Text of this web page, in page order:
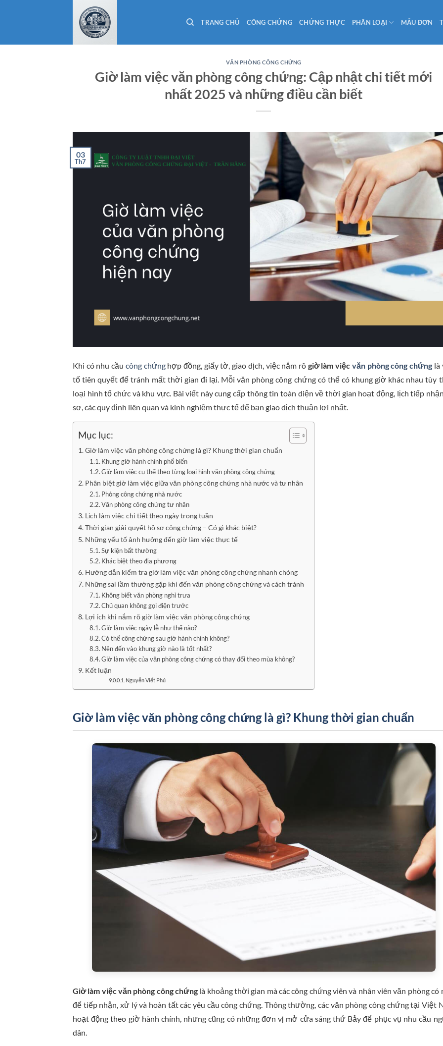
dung
TRANG CHỦ CÔNG CHỨNG CHỨNG THỰC PHÂN LOẠI MẪU ĐƠN
VĂN PHÒNG CÔNG CHỨNG
Giờ làm việc văn phòng công chứng: Cập nhật chi tiết mới
nhất 2025 và những điều cần biết
03
Th7
Khi có nhu cầu công chứnghợp đồng, giấy tờ, giao dịch, việc nắm rõ giờ làm việc văn phòng công chứng là
tố tiên quyết để tránh mất thời gian đi lại. Mỗi văn phòng công chứng có thể có khung giờ khác nhau tùy
loại hình tổ chức và khu vực. Bài viết này cung cấp thông tin toàn diện về thời gian hoạt động, lịch tiếp
sơ, các quy định liên quan và kinh nghiệm thực tế để bạn giao dịch thuận lợi nhất.
Mục lục:
Giờ làm việc văn phòng công chứng là gì? Khung thời gian chuẩn
Khung giờ hành chính phổ biến
Giờ làm việc cụ thể theo từng loại hình văn phòng công chứng
Phân biệt giờ làm việc giữa văn phòng công chứng nhà nước và tư nhân
Phòng công chứng nhà nước
Văn phòng công chứng tư nhân
Lịch làm việc chi tiết theo ngày trong tuần
Thời gian giải quyết hồ sơ công chứng – Có gì khác biệt?
Những yếu tố ảnh hưởng đến giờ làm việc thực tế
Sự kiện bất thường
Khác biệt theo địa phương
Hướng dẫn kiểm tra giờ làm việc văn phòng công chứng nhanh chóng
Những sai lầm thường gặp khi đến văn phòng công chứng và cách tránh
Không biết văn phòng nghỉ trưa
Chủ quan không gọi điện trước
Lợi ích khi nắm rõ giờ làm việc văn phòng công chứng
Giờ làm việc ngày lễ như thế nào?
Có thể công chứng sau giờ hành chính không?
Nên đến vào khung giờ nào là tốt nhất?
Giờ làm việc của văn phòng công chứng có thay đổi theo mùa không?
Kết luận
Nguyễn Viết Phú
Giờ làm việc văn phòng công chứng là gì? Khung thời gian chuẩn
Giờ làm việc văn phòng công chứng là khoảng thời gian mà các công chứng viên và nhân viên văn phòng có
để tiếp nhận, xử lý và hoàn tất các yêu cầu công chứng. Thông thường, các văn phòng công chứng tại Việt
hoạt động theo giờ hành chính, nhưng cũng có những đơn vị mở cửa sáng thứ Bảy để phục vụ nhu cầu
dân.